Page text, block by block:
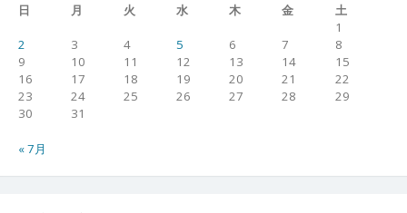
日
月 火 水 木 金
土
1
2
3 4 5 6 7
8
9
10 11 12 13 14
15
16
17 18 19 20 21
22
23
24 25 26 27 28
29
30
31
« 7月